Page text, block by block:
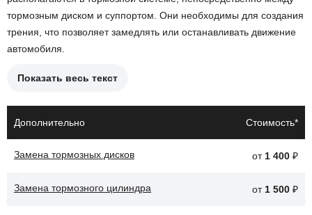
тормозным диском и суппортом. Они необходимы для создания
трения, что позволяет замедлять или останавливать движение
автомобиля.
Причины необходимости замены тормозных колодок:
Появление скрипа или стука при торможении.
Проблемы с тормозной системой.
Показать весь текст
Дополнительно Стоимость*
Замена тормозных дисков от 1 400 ₽
Замена тормозного цилиндра от 1 500 ₽